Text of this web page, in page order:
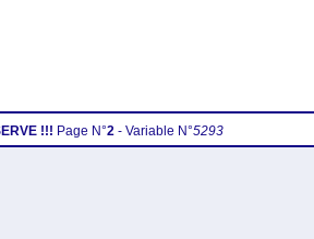
!!! Page N°2- Variable N°5293